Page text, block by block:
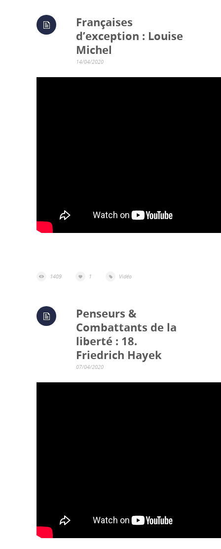
Françaises
d’exception : Louise
Michel
14/04/2020
1409 1 Vidéo
Penseurs &
Combattants de la
liberté : 18.
Friedrich Hayek
07/04/2020